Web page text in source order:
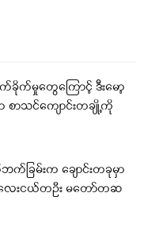
က်မှုတွေကြောင့် ဒီးမော့
စာသင်ကျောင်းတချို့ကို
က်ခြမ်းက ချောင်းတခုမှာ
လေးငယ်တဦး မတော်တဆ